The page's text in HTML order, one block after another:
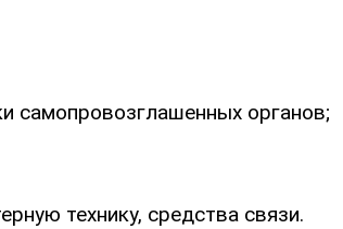
самопровозглашенных органов;
технику, средства связи.